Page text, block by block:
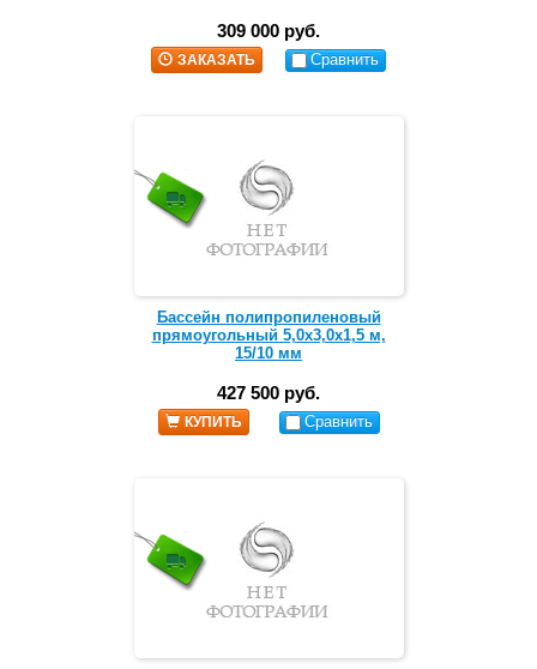
309 000 руб.
ЗАКАЗАТЬ Сравнить
Бассейн полипропиленовый
прямоугольный 5,0х3,0х1,5 м,
15/10 мм
427 500 руб.
КУПИТЬ Сравнить